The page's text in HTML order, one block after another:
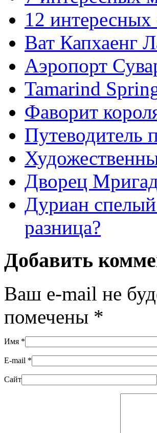
12 интересных
Ват Капхаенг
Аэропорт
Tamarind
Фаворит
Путеводитель
Дворец
Дуриан
разница?
Добавить
Ваш e-mail не
помечены *
Имя *
E-mail *
Сайт